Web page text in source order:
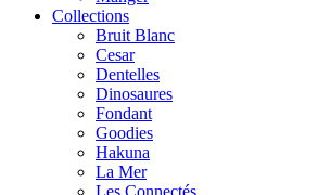
Collections
Bruit Blanc
Cesar
Dentelles
Dinosaures
Fondant
Goodies
Hakuna
La Mer
Les Connectés